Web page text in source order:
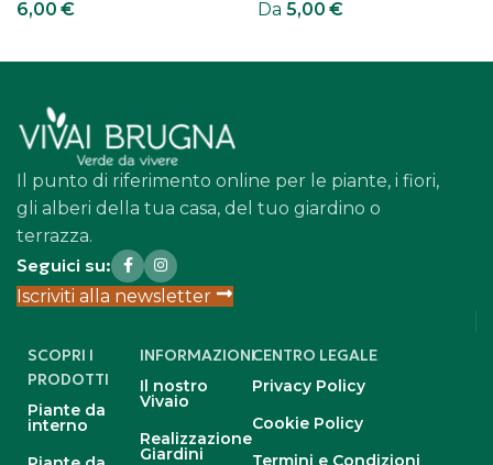
6,00 € Da 5,00 €
Il punto di riferimento online per le piante, i fiori,
gli alberi della tua casa, del tuo giardino o
terrazza.
Seguici su:
Iscriviti alla newsletter
SCOPRI I
PRODOTTI
Piante da
interno
INFORMAZIONI
Il nostro
Vivaio
Realizzazione
Giardini
CENTRO LEGALE
Privacy Policy
Cookie Policy
Termini e Condizioni